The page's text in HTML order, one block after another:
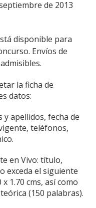
de 2013
disponible para
Envíos de
la ficha de
datos:
apellidos, fecha de
teléfonos,
en Vivo: título,
exceda el siguiente
1.70 cms, así como
(150 palabras).